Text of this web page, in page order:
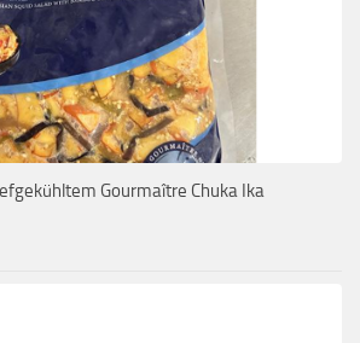
Gourmaître Chuka Ika